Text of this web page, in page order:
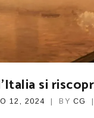
si
12, 2024 BY CG